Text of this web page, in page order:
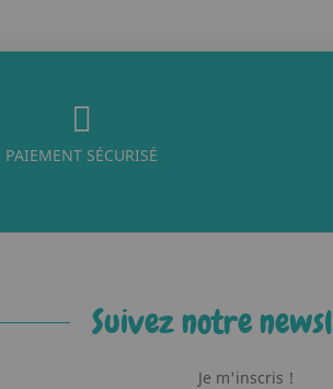
PAIEMENT SÉCURISÉ
Suivez notre
Je m'inscris !